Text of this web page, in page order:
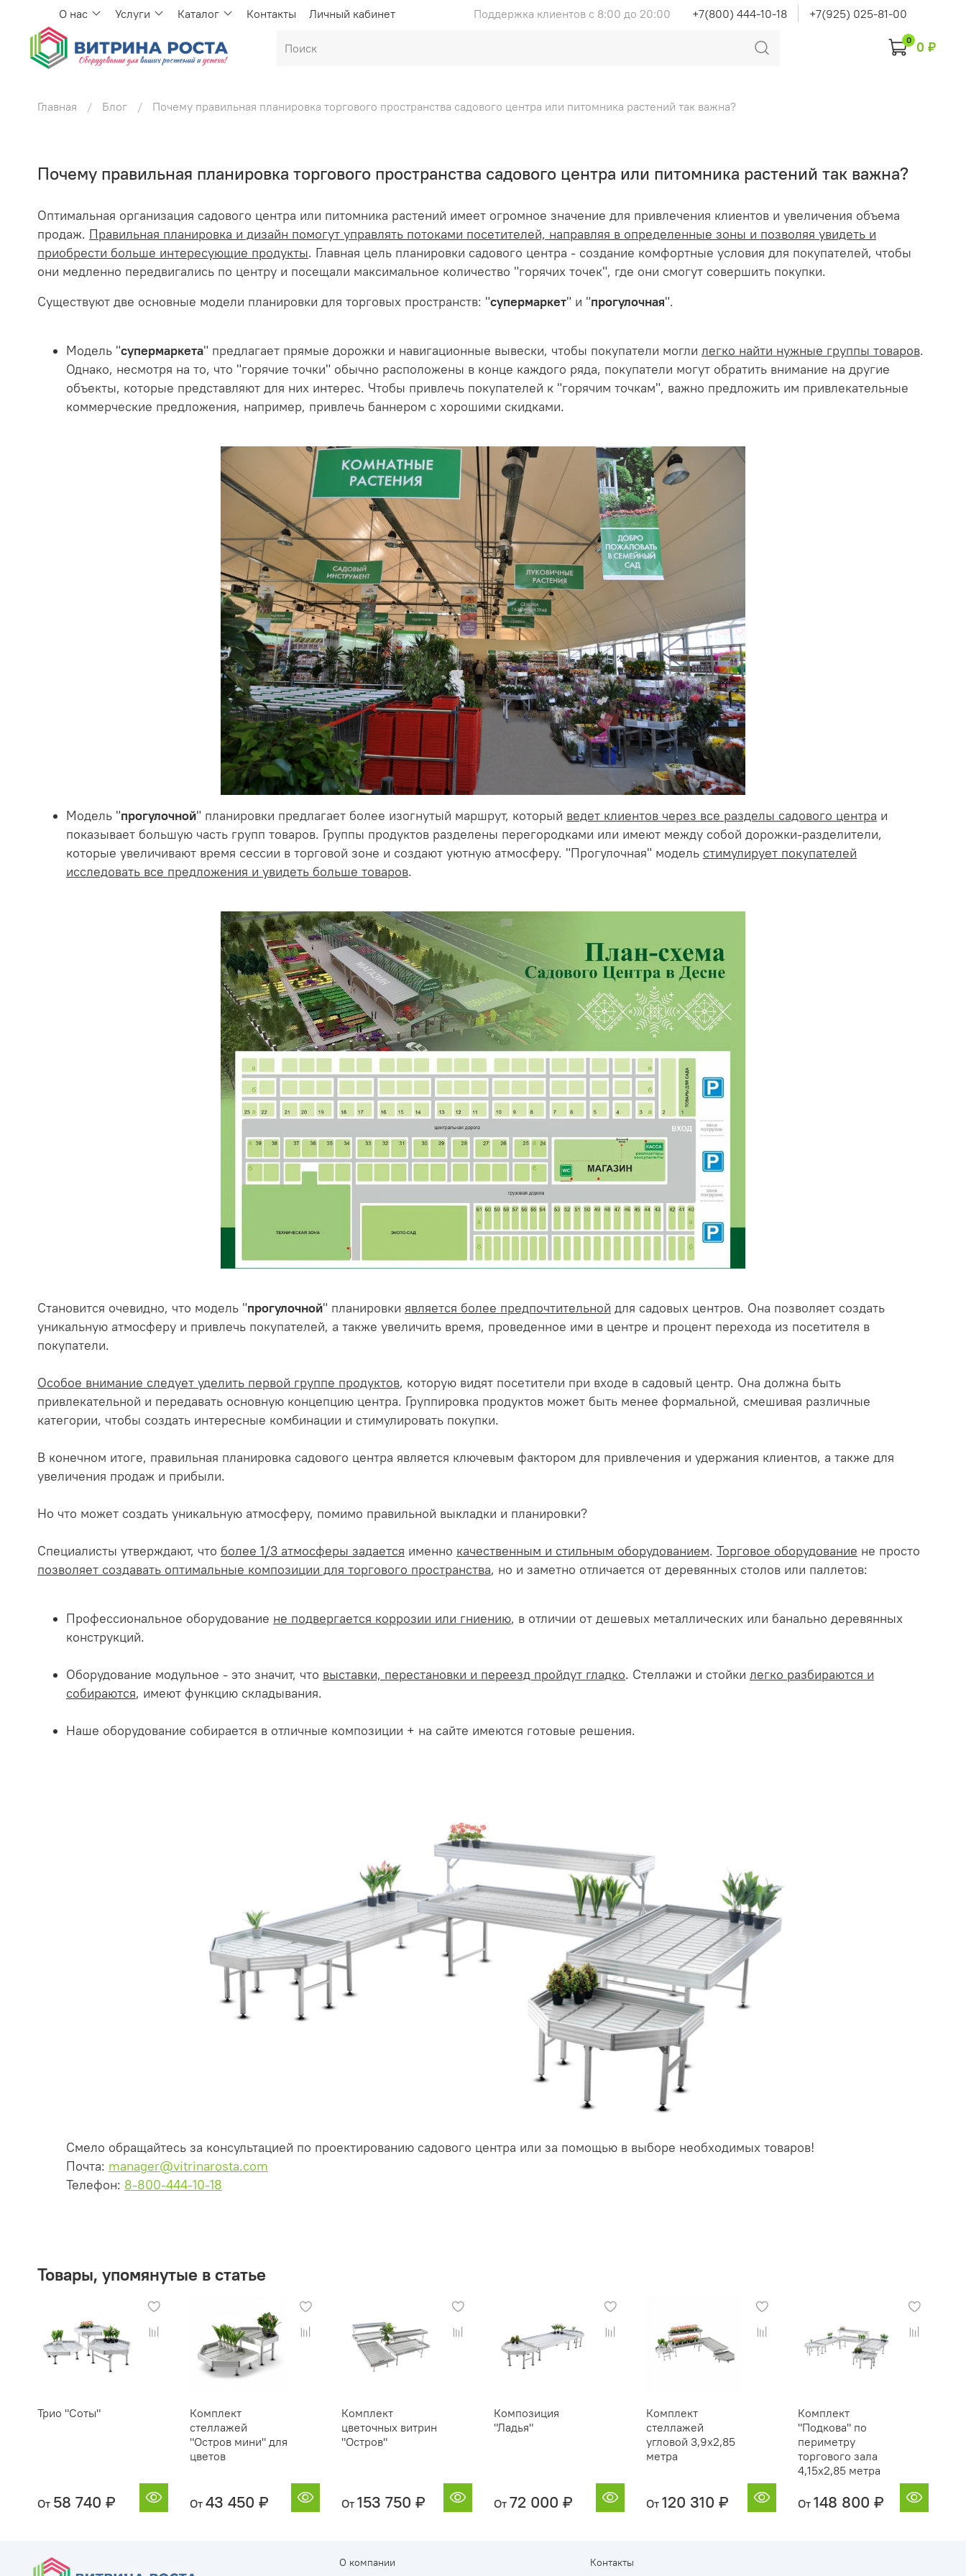
О нас Услуги Каталог Контакты Личный кабинет Поддержка клиентов с 8:00 до 20:00 +7(800) 444-10-18 +7(925) 025-81-00
0 0 ₽
Главная Блог Почему правильная планировка торгового пространства садового центра или питомника растений так важна?
Почему правильная планировка торгового пространства садового центра или питомника растений так важна?
Оптимальная организация садового центра или питомника растений имеет огромное значение для привлечения клиентов и увеличения объема
продаж. Правильная планировка и дизайн помогут управлять потоками посетителей, направляя в определенные зоны и позволяя увидеть и
приобрести больше интересующие продукты. Главная цель планировки садового центра - создание комфортные условия для покупателей, чтобы
они медленно передвигались по центру и посещали максимальное количество "горячих точек", где они смогут совершить покупки.
Существуют две основные модели планировки для торговых пространств: "супермаркет" и "прогулочная".
Модель "супермаркета" предлагает прямые дорожки и навигационные вывески, чтобы покупатели могли легко найти нужные группы товаров.
Однако, несмотря на то, что "горячие точки" обычно расположены в конце каждого ряда, покупатели могут обратить внимание на другие
объекты, которые представляют для них интерес. Чтобы привлечь покупателей к "горячим точкам", важно предложить им привлекательные
коммерческие предложения, например, привлечь баннером с хорошими скидками.
Модель "прогулочной" планировки предлагает более изогнутый маршрут, который ведет клиентов через все разделы садового центра и
показывает большую часть групп товаров. Группы продуктов разделены перегородками или имеют между собой дорожки-разделители,
которые увеличивают время сессии в торговой зоне и создают уютную атмосферу. "Прогулочная" модель стимулирует покупателей
исследовать все предложения и увидеть больше товаров.
Становится очевидно, что модель "прогулочной" планировки является более предпочтительной для садовых центров. Она позволяет создать
уникальную атмосферу и привлечь покупателей, а также увеличить время, проведенное ими в центре и процент перехода из посетителя в
покупатели.
Особое внимание следует уделить первой группе продуктов, которую видят посетители при входе в садовый центр. Она должна быть
привлекательной и передавать основную концепцию центра. Группировка продуктов может быть менее формальной, смешивая различные
категории, чтобы создать интересные комбинации и стимулировать покупки.
В конечном итоге, правильная планировка садового центра является ключевым фактором для привлечения и удержания клиентов, а также для
увеличения продаж и прибыли.
Но что может создать уникальную атмосферу, помимо правильной выкладки и планировки?
Специалисты утверждают, что более 1/3 атмосферы задается именно качественным и стильным оборудованием. Торговое оборудование не просто
позволяет создавать оптимальные композиции для торгового пространства, но и заметно отличается от деревянных столов или паллетов:
Профессиональное оборудование не подвергается коррозии или гниению, в отличии от дешевых металлических или банально деревянных
конструкций.
Оборудование модульное - это значит, что выставки, перестановки и переезд пройдут гладко. Стеллажи и стойки легко разбираются и
собираются, имеют функцию складывания.
Наше оборудование собирается в отличные композиции + на сайте имеются готовые решения.
Смело обращайтесь за консультацией по проектированию садового центра или за помощью в выборе необходимых товаров!
Почта: manager@vitrinarosta.com
Телефон: 8-800-444-10-18
Товары, упомянутые в статье
Трио "Соты"
От 58 740 ₽
Комплект
стеллажей
"Остров мини" для
цветов
От 43 450 ₽
Комплект
цветочных витрин
"Остров"
От 153 750 ₽
Композиция
"Ладья"
От 72 000 ₽
Комплект
стеллажей
угловой 3,9х2,85
метра
От 120 310 ₽
Комплект
"Подкова" по
периметру
торгового зала
4,15х2,85 метра
От 148 800 ₽
О компании Контакты